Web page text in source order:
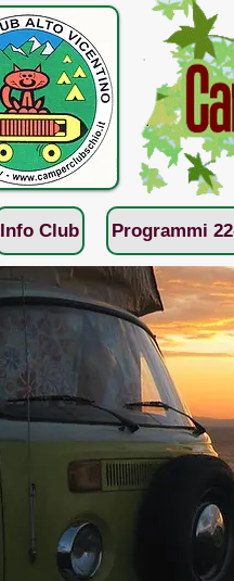
Info Club Programmi